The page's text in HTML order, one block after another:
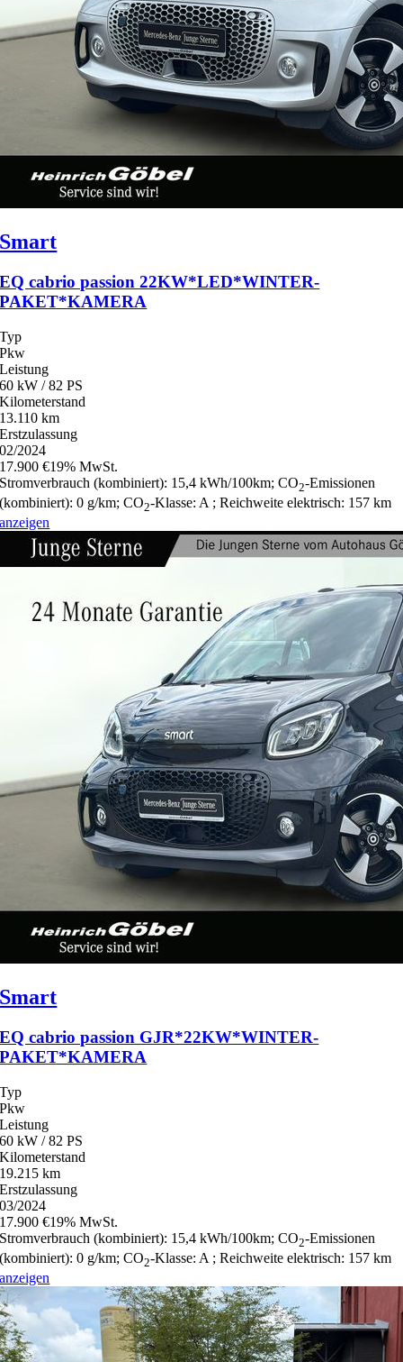
Smart
EQ cabrio passion 22KW*LED*WINTER-
PAKET*KAMERA
Typ
Pkw
Leistung
60 kW / 82 PS
Kilometerstand
13.110 km
Erstzulassung
02/2024
17.900 €19% MwSt.
Stromverbrauch (kombiniert): 15,4 kWh/100km;CO2-Emissionen
(kombiniert):0 g/km;CO2-Klasse: A ;Reichweite elektrisch: 157 km
anzeigen
Smart
EQ cabrio passion GJR*22KW*WINTER-
PAKET*KAMERA
Typ
Pkw
Leistung
60 kW / 82 PS
Kilometerstand
19.215 km
Erstzulassung
03/2024
17.900 €19% MwSt.
Stromverbrauch (kombiniert): 15,4 kWh/100km;CO2-Emissionen
(kombiniert):0 g/km;CO2-Klasse: A ;Reichweite elektrisch: 157 km
anzeigen